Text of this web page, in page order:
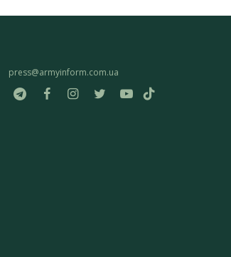
press@armyinform.com.ua